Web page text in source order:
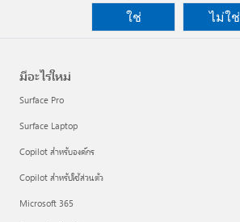
ใช่
ไม่ใช่
มีอะไรใหม่
Surface Pro
Surface Laptop
Copilot สำหรับองค์กร
Copilot สำหรับใช้ส่วนตัว
Microsoft 365